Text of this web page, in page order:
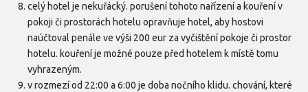
celý hotel je nekuřácký. porušení tohoto nařízení a kouření v
pokoji či prostorách hotelu opravňuje hotel, aby hostovi
naúčtoval penále ve výši 200 eur za vyčištění pokoje či prostor
hotelu. kouření je možné pouze před hotelem k místě tomu
vyhrazeným.
v rozmezí od 22:00 a 6:00 je doba nočního klidu. chování, které